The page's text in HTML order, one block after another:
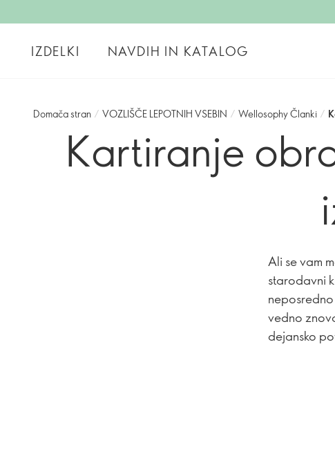
IZDELKI NAVDIH IN KATALOG
Domača stran / VOZLIŠČE LEPOTNIH VSEBIN / Wellosophy Članki /
Kartiranje
Ali se vam
starodavni
vedno
dejansko